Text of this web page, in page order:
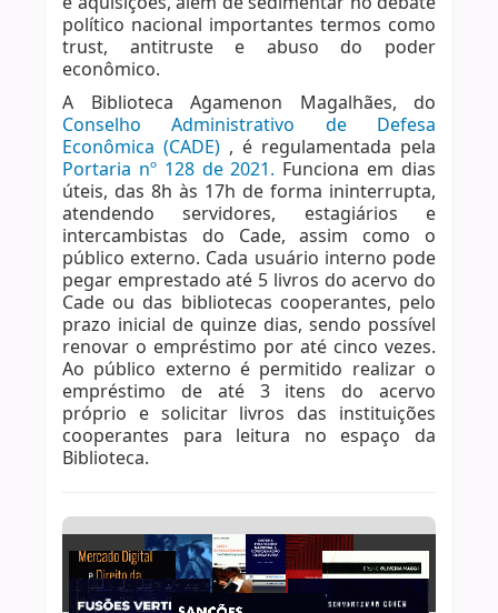
político nacional importantes termos como
trust, antitruste e abuso do poder
econômico.
A Biblioteca Agamenon Magalhães, do
Conselho Administrativo de Defesa
Econômica (CADE) , é regulamentada pela
Portaria nº 128 de 2021. Funciona em dias
úteis, das 8h às 17h de forma ininterrupta,
atendendo servidores, estagiários e
intercambistas do Cade, assim como o
público externo. Cada usuário interno pode
pegar emprestado até 5 livros do acervo do
Cade ou das bibliotecas cooperantes, pelo
prazo inicial de quinze dias, sendo possível
renovar o empréstimo por até cinco vezes.
Ao público externo é permitido realizar o
empréstimo de até 3 itens do acervo
próprio e solicitar livros das instituições
cooperantes para leitura no espaço da
Biblioteca.
Sanções não pecuniárias no
antitruste